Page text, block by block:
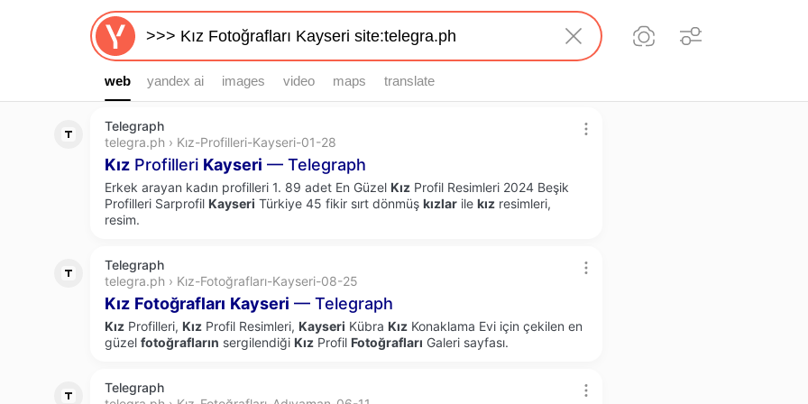
web
web yandex ai images video maps translate
Telegraph
telegra.ph › Kız-Profilleri-Kayseri-01-28
Kız Profilleri Kayseri — Telegraph
Erkek arayan kadın profilleri 1. 89 adet En Güzel Kız Profil Resimleri 2024 Beşik
Profilleri Sarprofil Kayseri Türkiye 45 fikir sırt dönmüş kızlar ile kız resimleri,
resim.
Telegraph
telegra.ph › Kız-Fotoğrafları-Kayseri-08-25
Kız Fotoğrafları Kayseri — Telegraph
Kız Profilleri, Kız Profil Resimleri, Kayseri Kübra Kız Konaklama Evi için çekilen en
güzel fotoğrafların sergilendiği Kız Profil Fotoğrafları Galeri sayfası.
Telegraph